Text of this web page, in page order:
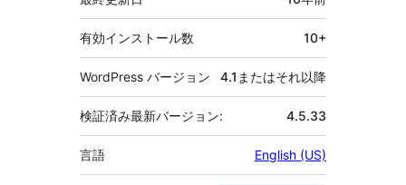
有効インストール数 10+
WordPress バージョン 4.1またはそれ以降
検証済み最新バージョン: 4.5.33
言語 English (US)